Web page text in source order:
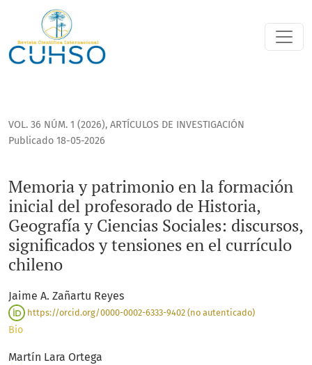
Memoria y patrimonio en la formación inicial del
VOL. 36 NÚM. 1 (2026), ARTÍCULOS DE INVESTIGACIÓN
Memoria y patrimonio en la formación
inicial del profesorado de Historia,
Geografía y Ciencias Sociales: discursos,
significados y tensiones en el currículo
chileno
Publicado 18-05-2026
Jaime A. Zañartu Reyes
https://orcid.org/0000-0002-6333-9402 (no autenticado)
Bio
Martín Lara Ortega